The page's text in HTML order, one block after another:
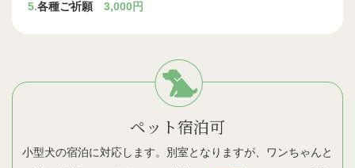
5.各種ご祈願 3,000円
ペット宿泊可
小型犬の宿泊に対応します。別室となりますが、ワンちゃんと